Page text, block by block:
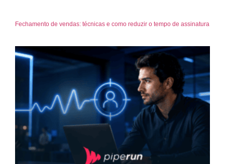
Fechamento de vendas: técnicas e como reduzir o tempo de assinatura